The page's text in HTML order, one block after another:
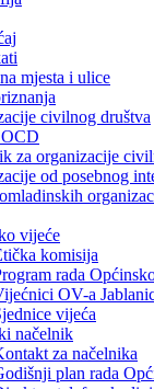
mjesta i ulice
civilnog društva
za organizacije
od posebnog
vijeće
komisija
rada
OV-a
vijeća
načelnik
za načelnika
plan rada